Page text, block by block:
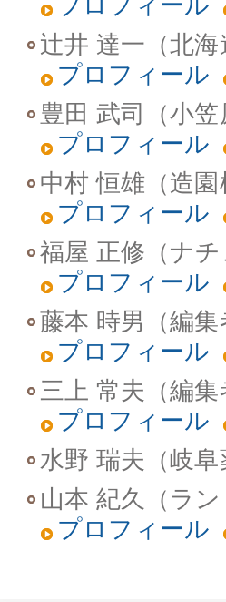
プロフィール
辻井 達一（北
プロフィール
豊田 武司（小
プロフィール
中村 恒雄（造園
プロフィール
福屋 正修（ナチ
プロフィール
藤本 時男（編集
プロフィール
三上 常夫（編集
プロフィール
水野 瑞夫（岐
山本 紀久（ラ
プロフィール